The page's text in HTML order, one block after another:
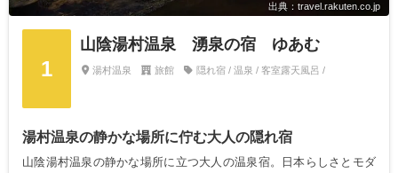
出典：travel.rakuten.co.jp
1
山陰湯村温泉 湧泉の宿 ゆあむ
湯村温泉 旅館 隠れ宿 / 温泉 / 客室露天風呂 /
湯村温泉の静かな場所に佇む大人の隠れ宿
山陰湯村温泉の静かな場所に立つ大人の温泉宿。日本らしさとモダ